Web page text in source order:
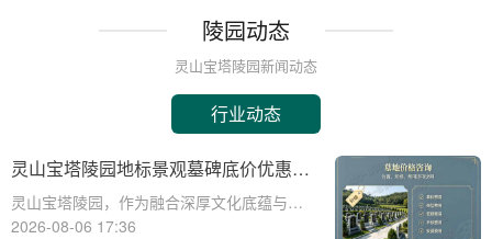
陵园动态
灵山宝塔陵园新闻动态
行业动态
灵山宝塔陵园地标景观墓碑底价优惠，
免费班车接送，购墓即享
灵山宝塔陵园，作为融合深厚文化底蕴与宗
教意蕴的现代化陵园，其标志性景观墓碑不
2026-08-06 17:36